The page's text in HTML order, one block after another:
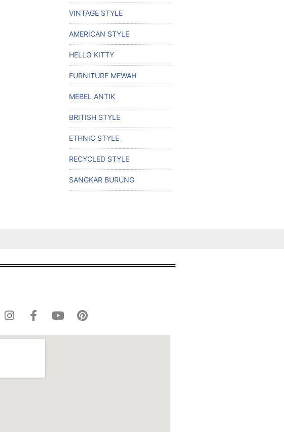
VINTAGE STYLE
AMERICAN STYLE
HELLO KITTY
FURNITURE MEWAH
MEBEL ANTIK
BRITISH STYLE
ETHNIC STYLE
RECYCLED STYLE
SANGKAR BURUNG